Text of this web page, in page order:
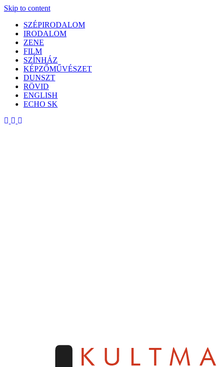
Skip to content
SZÉPIRODALOM
IRODALOM
ZENE
FILM
SZÍNHÁZ
KÉPZŐMŰVÉSZET
DUNSZT
RÖVID
ENGLISH
ECHO SK